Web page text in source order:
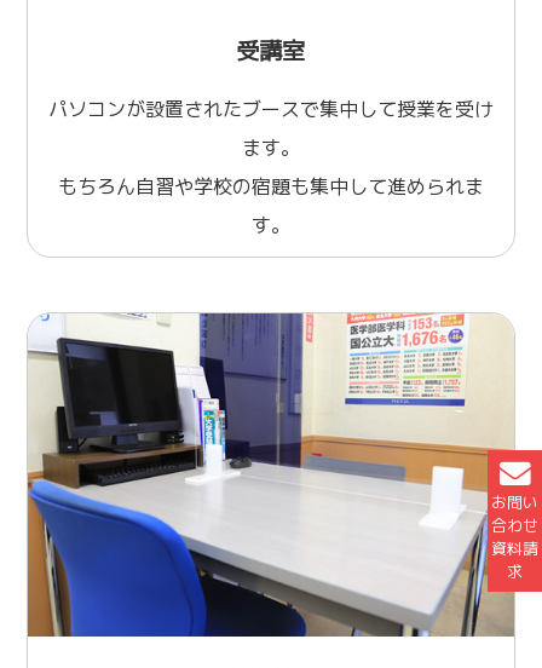
お問い
合わせ
資料請
求
受講室
パソコンが設置されたブースで集中して授業を受け
ます。
もちろん自習や学校の宿題も集中して進められま
す。